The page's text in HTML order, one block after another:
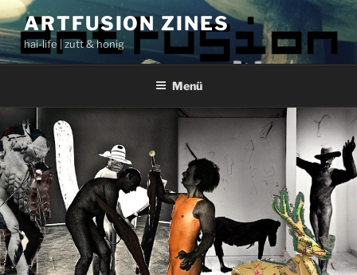
Zum
Inhalt
springen
ARTFUSION ZINES
hai-life | zutt & honig
Menü